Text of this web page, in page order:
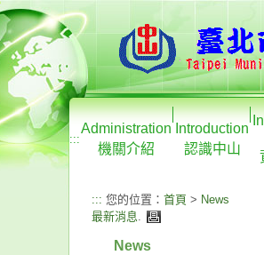
:::
Administration
機關介紹
Introduction
認識中山
::: 您的位置： 首頁 > News
最新消息.
News